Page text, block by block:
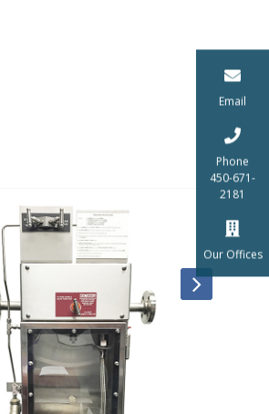
Email
Phone
450-671-
2181
Our Offices